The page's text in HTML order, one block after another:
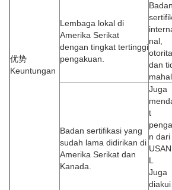
优势
Keuntungan
Lembaga lokal di
Amerika Serikat
dengan tingkat tertinggi
pengakuan.
Badan
nal,
dan
mahal
Badan sertifikasi yang
sudah lama didirikan di
Amerika Serikat dan
Kanada.
Juga
t
n dari
L
Juga
diakui